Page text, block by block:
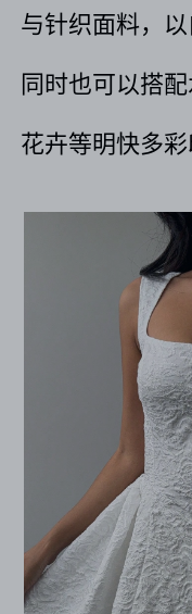
与针织面料，以
同时也可以搭
花卉等明快多彩